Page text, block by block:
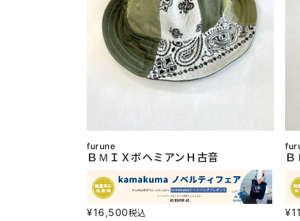
furune
ＢＭＩＸボヘミアンＨ古音
¥16,500税込 ¥